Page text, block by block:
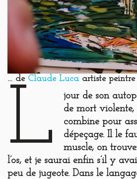
… de Claude Luca artiste
L jour de son
de mort violente,
combine pour
dépeçage. Il le
muscle, on
l’os, et je saurai enfin s’il y
peu de jugeote. Dans le